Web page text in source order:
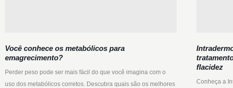
Você conhece os metabólicos para
emagrecimento?
Perder peso pode ser mais fácil do que você imagina com o
uso dos metabólicos corretos. Descubra quais são os melhores
flacidez
Conheça a